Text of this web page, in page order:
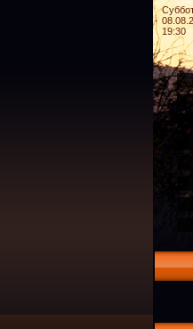
19:30